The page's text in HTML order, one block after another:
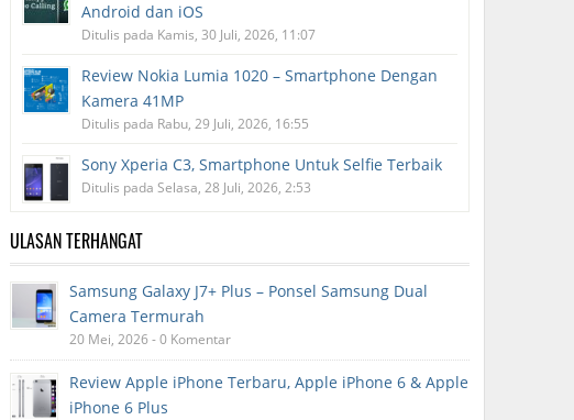
Android dan iOS
Ditulis pada Kamis, 30 Juli, 2026, 11:07
Review Nokia Lumia 1020 – Smartphone Dengan
Kamera 41MP
Ditulis pada Rabu, 29 Juli, 2026, 16:55
Sony Xperia C3, Smartphone Untuk Selfie Terbaik
Ditulis pada Selasa, 28 Juli, 2026, 2:53
ULASAN TERHANGAT
Samsung Galaxy J7+ Plus – Ponsel Samsung Dual
Camera Termurah
20 Mei, 2026 - 0 Komentar
Review Apple iPhone Terbaru, Apple iPhone 6 & Apple
iPhone 6 Plus